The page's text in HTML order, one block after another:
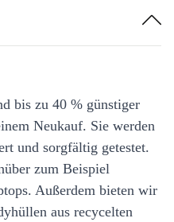
bis zu 40 % günstiger
Neukauf. Sie werden
und sorgfältig getestet.
zum Beispiel
Außerdem bieten wir
aus recycelten